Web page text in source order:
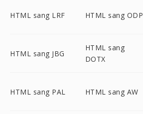
HTML sang LRF HTML sang ODP
HTML sang JBG
HTML sang
DOTX
HTML sang PAL HTML sang AW